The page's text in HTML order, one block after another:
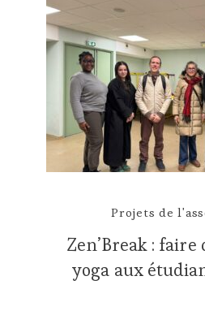
Projets de
Zen’Break :
yoga aux